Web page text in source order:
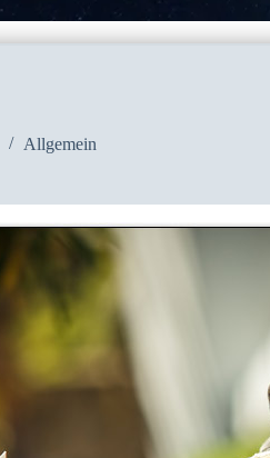
Allgemein